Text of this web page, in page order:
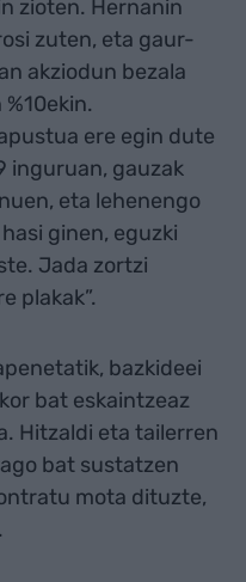
zioten. Hernanin
zuten, eta gaur-
akziodun bezala
ere egin dute
inguruan, gauzak
eta lehenengo
ginen, eguzki
Jada zortzi
plakak”.
bazkideei
bat eskaintzeaz
Hitzaldi eta tailerren
bat sustatzen
mota dituzte,